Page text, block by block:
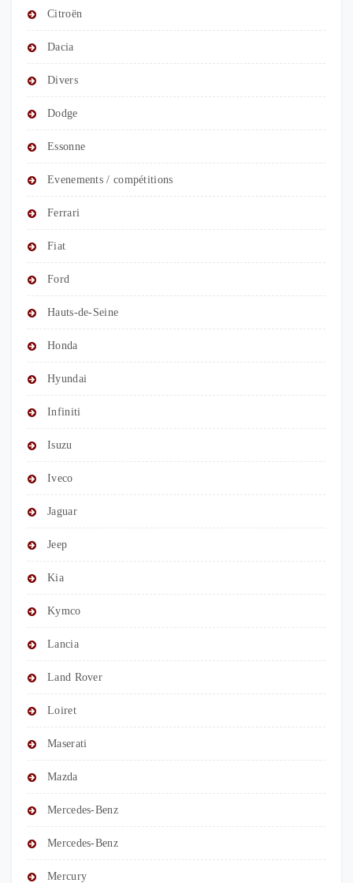
Citroën
Dacia
Divers
Dodge
Essonne
Evenements / compétitions
Ferrari
Fiat
Ford
Hauts-de-Seine
Honda
Hyundai
Infiniti
Isuzu
Iveco
Jaguar
Jeep
Kia
Kymco
Lancia
Land Rover
Loiret
Maserati
Mazda
Mercedes-Benz
Mercedes-Benz
Mercury